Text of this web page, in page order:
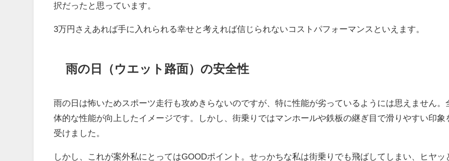
択だったと思っています。
3万円さえあれば手に入れられる幸せと考えれば信じられないコストパフォーマンスといえます。
雨の日（ウエット路面）の安全性
雨の日は怖いためスポーツ走行も攻めきらないのですが、特に性能が劣っているようには思えません。
体的な性能が向上したイメージです。しかし、街乗りではマンホールや鉄板の継ぎ目で滑りやすい印象
受けました。
しかし、これが案外私にとってはGOODポイント。せっかちな私は街乗りでも飛ばしてしまい、ヒヤッ